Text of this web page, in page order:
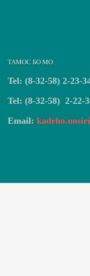
ТАМОС БО МО
Tel: (8-32-58) 2-23-
Tel: (8-32-58) 2-22-
Email: